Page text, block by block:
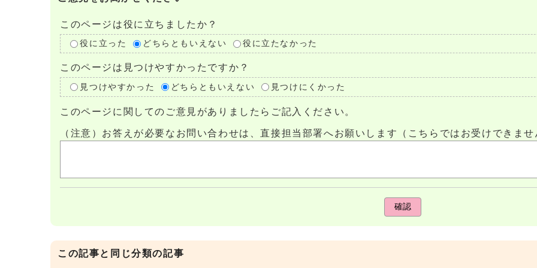
このページは役に立ちましたか？
役に立った どちらともいえない 役に立たなかった
このページは見つけやすかったですか？
見つけやすかった どちらともいえない 見つけにくかった
このページに関してのご意見がありましたらご記入ください。
（注意）お答えが必要なお問い合わせは、直接担当部署へお願いします（こちらではお受けできま
確認
この記事と同じ分類の記事